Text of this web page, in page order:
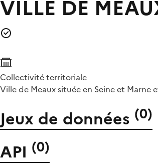
VILLE DE
Collectivité territoriale
Ville de Meaux située en Seine et
Jeux de données (0)
API (0)